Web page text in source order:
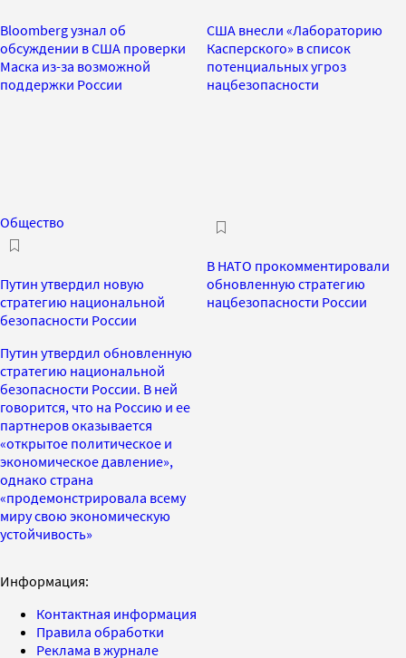
Bloomberg узнал об
обсуждении в США проверки
Маска из-за возможной
поддержки России
США внесли «Лабораторию
Касперского» в список
потенциальных угроз
нацбезопасности
Общество
Путин утвердил новую
стратегию национальной
безопасности России
Путин утвердил обновленную
стратегию национальной
безопасности России. В ней
говорится, что на Россию и ее
партнеров оказывается
«открытое политическое и
экономическое давление»,
однако страна
«продемонстрировала всему
миру свою экономическую
устойчивость»
В НАТО прокомментировали
обновленную стратегию
нацбезопасности России
Информация:
Контактная информация
Правила обработки
Реклама в журнале